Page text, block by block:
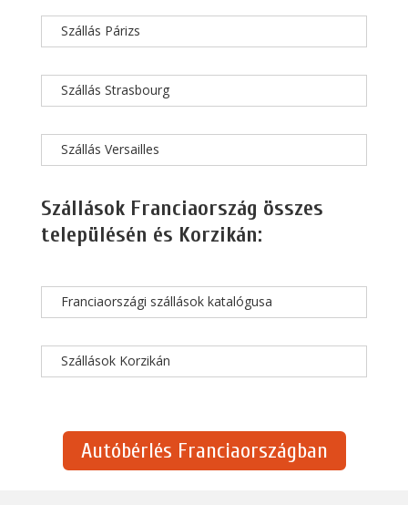
Szállás Párizs
Szállás Strasbourg
Szállás Versailles
Szállások Franciaország összes
településén és Korzikán:
Franciaországi szállások katalógusa
Szállások Korzikán
Autóbérlés Franciaországban